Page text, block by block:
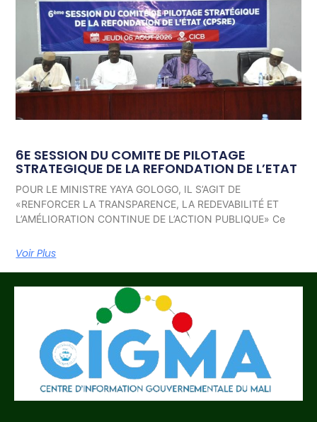
6E SESSION DU COMITE DE PILOTAGE
STRATEGIQUE DE LA REFONDATION DE L’ETAT
POUR LE MINISTRE YAYA GOLOGO, IL S’AGIT DE
«RENFORCER LA TRANSPARENCE, LA REDEVABILITÉ ET
L’AMÉLIORATION CONTINUE DE L’ACTION PUBLIQUE» Ce
Voir Plus